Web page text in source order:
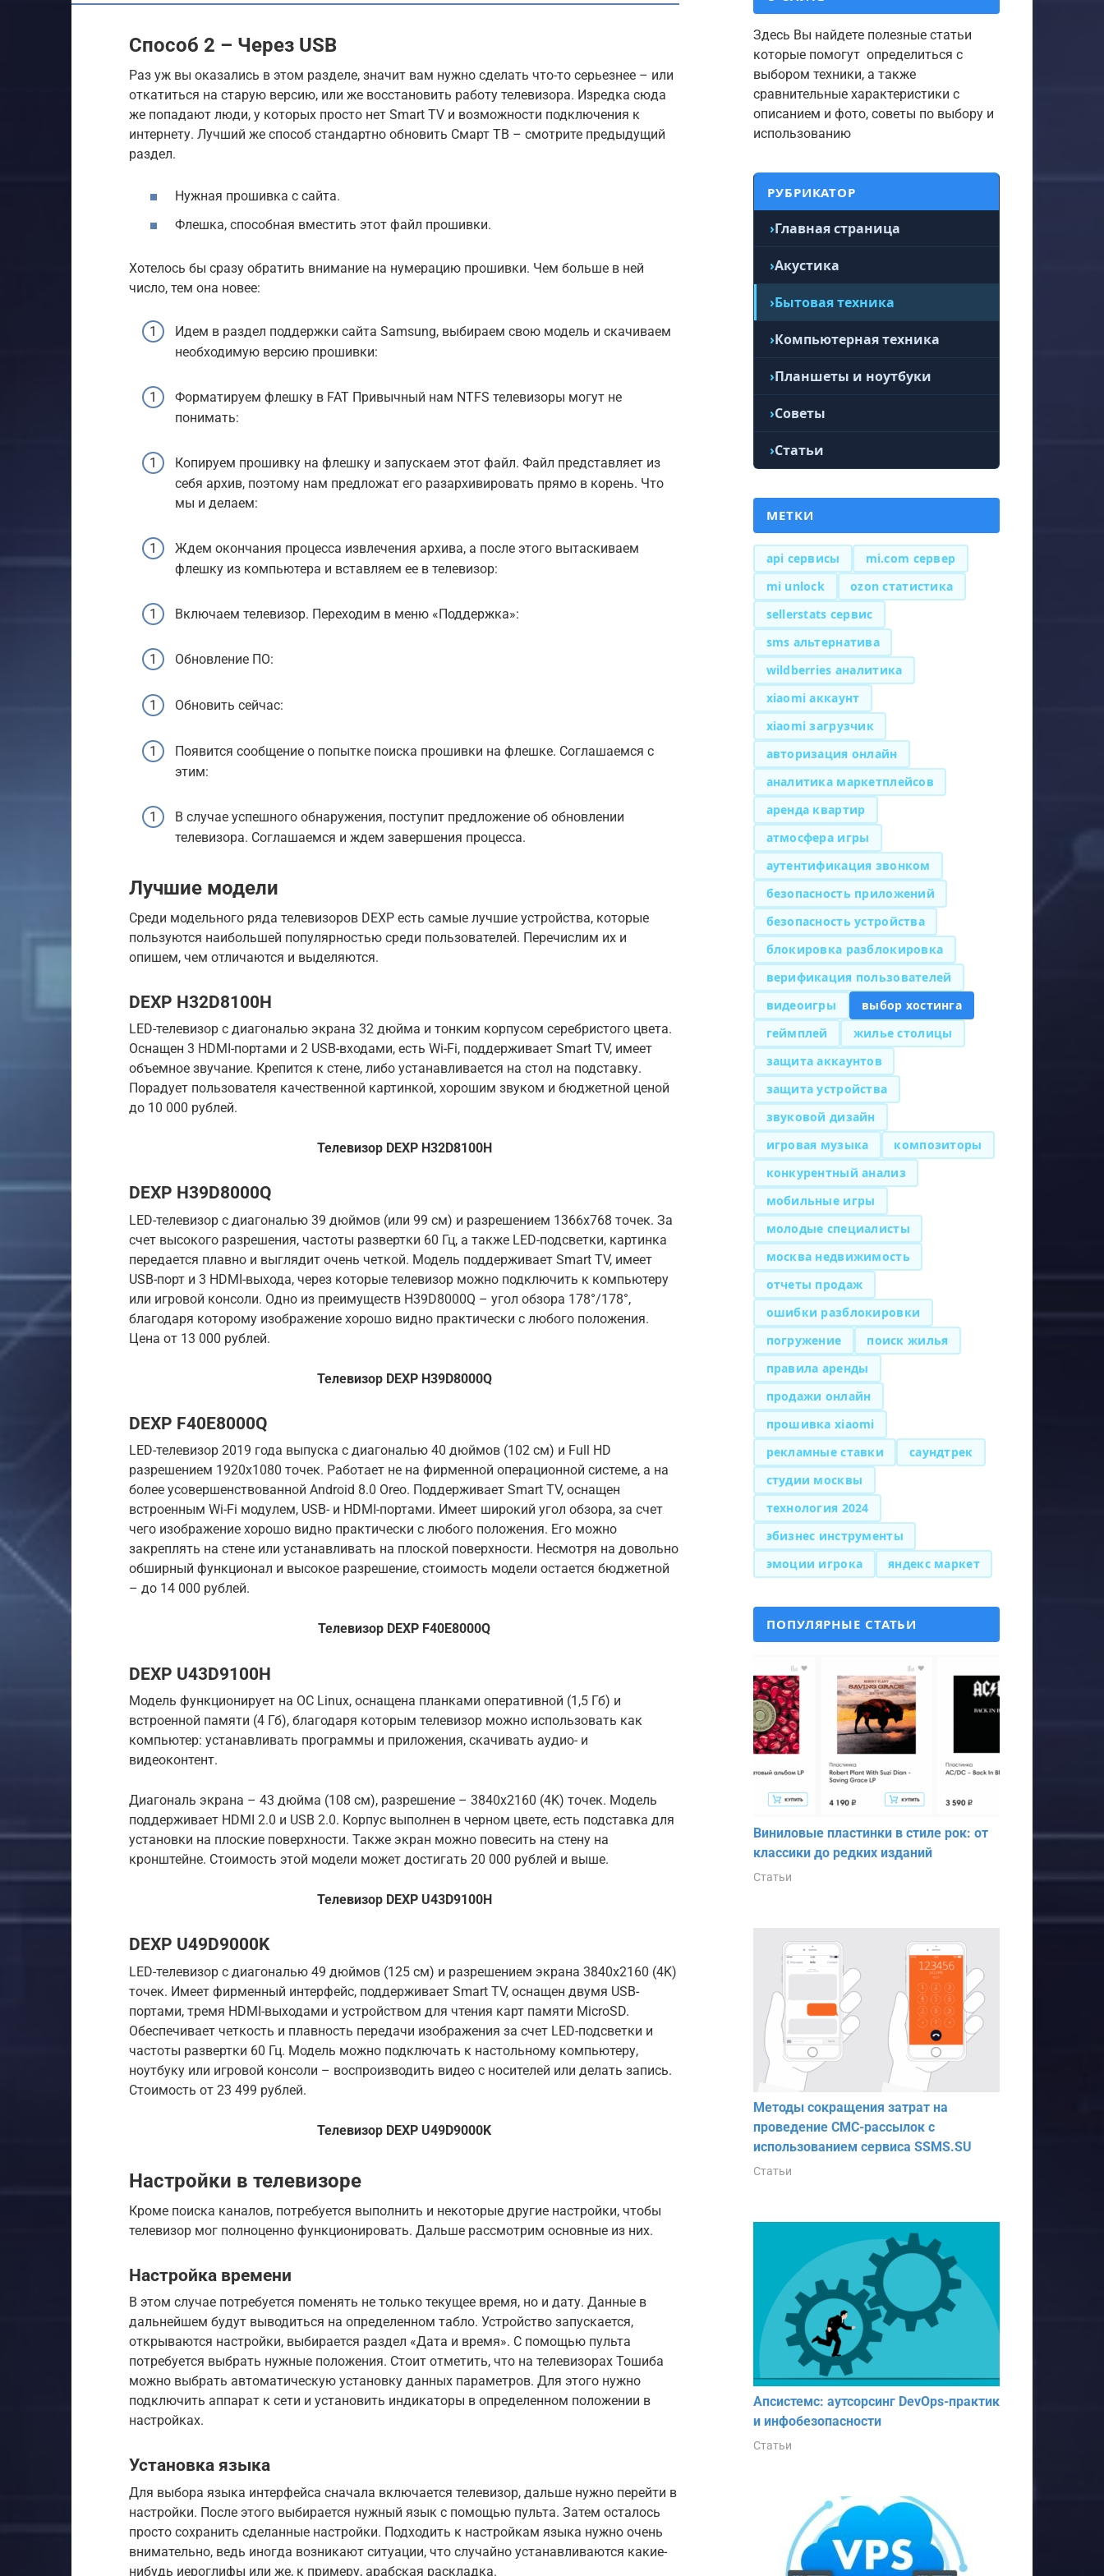
Способ 2 – Через USB
Раз уж вы оказались в этом разделе, значит вам нужно сделать что-то серьезнее – или
откатиться на старую версию, или же восстановить работу телевизора. Изредка сюда
же попадают люди, у которых просто нет Smart TV и возможности подключения к
интернету. Лучший же способ стандартно обновить Смарт ТВ – смотрите предыдущий
раздел.
Нужная прошивка с сайта.
Флешка, способная вместить этот файл прошивки.
Хотелось бы сразу обратить внимание на нумерацию прошивки. Чем больше в ней
число, тем она новее:
Идем в раздел поддержки сайта Samsung, выбираем свою модель и скачиваем
необходимую версию прошивки:
Форматируем флешку в FAT Привычный нам NTFS телевизоры могут не
понимать:
Копируем прошивку на флешку и запускаем этот файл. Файл представляет из
себя архив, поэтому нам предложат его разархивировать прямо в корень. Что
мы и делаем:
Ждем окончания процесса извлечения архива, а после этого вытаскиваем
флешку из компьютера и вставляем ее в телевизор:
Включаем телевизор. Переходим в меню «Поддержка»:
Обновление ПО:
Обновить сейчас:
Появится сообщение о попытке поиска прошивки на флешке. Соглашаемся с
этим:
В случае успешного обнаружения, поступит предложение об обновлении
телевизора. Соглашаемся и ждем завершения процесса.
Лучшие модели
Среди модельного ряда телевизоров DEXP есть самые лучшие устройства, которые
пользуются наибольшей популярностью среди пользователей. Перечислим их и
опишем, чем отличаются и выделяются.
DEXP H32D8100H
LED-телевизор с диагональю экрана 32 дюйма и тонким корпусом серебристого цвета.
Оснащен 3 HDMI-портами и 2 USB-входами, есть Wi-Fi, поддерживает Smart TV, имеет
объемное звучание. Крепится к стене, либо устанавливается на стол на подставку.
Порадует пользователя качественной картинкой, хорошим звуком и бюджетной ценой
до 10 000 рублей.
Телевизор DEXP H32D8100H
DEXP H39D8000Q
LED-телевизор с диагональю 39 дюймов (или 99 см) и разрешением 1366х768 точек. За
счет высокого разрешения, частоты развертки 60 Гц, а также LED-подсветки, картинка
передается плавно и выглядит очень четкой. Модель поддерживает Smart TV, имеет
USB-порт и 3 HDMI-выхода, через которые телевизор можно подключить к компьютеру
или игровой консоли. Одно из преимуществ H39D8000Q – угол обзора 178°/178°,
благодаря которому изображение хорошо видно практически с любого положения.
Цена от 13 000 рублей.
Телевизор DEXP H39D8000Q
DEXP F40E8000Q
LED-телевизор 2019 года выпуска с диагональю 40 дюймов (102 см) и Full HD
разрешением 1920х1080 точек. Работает не на фирменной операционной системе, а на
более усовершенствованной Android 8.0 Oreo. Поддерживает Smart TV, оснащен
встроенным Wi-Fi модулем, USB- и HDMI-портами. Имеет широкий угол обзора, за счет
чего изображение хорошо видно практически с любого положения. Его можно
закреплять на стене или устанавливать на плоской поверхности. Несмотря на довольно
обширный функционал и высокое разрешение, стоимость модели остается бюджетной
– до 14 000 рублей.
Телевизор DEXP F40E8000Q
DEXP U43D9100H
Модель функционирует на ОС Linux, оснащена планками оперативной (1,5 Гб) и
встроенной памяти (4 Гб), благодаря которым телевизор можно использовать как
компьютер: устанавливать программы и приложения, скачивать аудио- и
видеоконтент.
Диагональ экрана – 43 дюйма (108 см), разрешение – 3840х2160 (4K) точек. Модель
поддерживает HDMI 2.0 и USB 2.0. Корпус выполнен в черном цвете, есть подставка для
установки на плоские поверхности. Также экран можно повесить на стену на
кронштейне. Стоимость этой модели может достигать 20 000 рублей и выше.
Телевизор DEXP U43D9100H
DEXP U49D9000K
LED-телевизор с диагональю 49 дюймов (125 см) и разрешением экрана 3840х2160 (4K)
точек. Имеет фирменный интерфейс, поддерживает Smart TV, оснащен двумя USB-
портами, тремя HDMI-выходами и устройством для чтения карт памяти MicroSD.
Обеспечивает четкость и плавность передачи изображения за счет LED-подсветки и
частоты развертки 60 Гц. Модель можно подключать к настольному компьютеру,
ноутбуку или игровой консоли – воспроизводить видео с носителей или делать запись.
Стоимость от 23 499 рублей.
Телевизор DEXP U49D9000K
Настройки в телевизоре
Кроме поиска каналов, потребуется выполнить и некоторые другие настройки, чтобы
телевизор мог полноценно функционировать. Дальше рассмотрим основные из них.
Настройка времени
В этом случае потребуется поменять не только текущее время, но и дату. Данные в
дальнейшем будут выводиться на определенном табло. Устройство запускается,
открываются настройки, выбирается раздел «Дата и время». С помощью пульта
потребуется выбрать нужные положения. Стоит отметить, что на телевизорах Тошиба
можно выбрать автоматическую установку данных параметров. Для этого нужно
подключить аппарат к сети и установить индикаторы в определенном положении в
настройках.
Установка языка
Для выбора языка интерфейса сначала включается телевизор, дальше нужно перейти в
настройки. После этого выбирается нужный язык с помощью пульта. Затем осталось
просто сохранить сделанные настройки. Подходить к настройкам языка нужно очень
внимательно, ведь иногда возникают ситуации, что случайно устанавливаются какие-
нибудь иероглифы или же, к примеру, арабская раскладка.
Здесь Вы найдете полезные статьи
которые помогут определиться с
выбором техники, а также
сравнительные характеристики с
описанием и фото, советы по выбору и
использованию
РУБРИКАТОР
Главная страница
Акустика
Бытовая техника
Компьютерная техника
Планшеты и ноутбуки
Советы
Статьи
МЕТКИ
api сервисы
mi.com сервер
mi unlock
ozon статистика
sellerstats сервис
sms альтернатива
wildberries аналитика
xiaomi аккаунт
xiaomi загрузчик
авторизация онлайн
аналитика маркетплейсов
аренда квартир
атмосфера игры
аутентификация звонком
безопасность приложений
безопасность устройства
блокировка разблокировка
верификация пользователей
видеоигры
выбор хостинга
геймплей
жилье столицы
защита аккаунтов
защита устройства
звуковой дизайн
игровая музыка
композиторы
конкурентный анализ
мобильные игры
молодые специалисты
москва недвижимость
отчеты продаж
ошибки разблокировки
погружение
поиск жилья
правила аренды
продажи онлайн
прошивка xiaomi
рекламные ставки
саундтрек
студии москвы
технология 2024
эбизнес инструменты
эмоции игрока
яндекс маркет
ПОПУЛЯРНЫЕ СТАТЬИ
Виниловые пластинки в стиле рок: от
классики до редких изданий
Статьи
Методы сокращения затрат на
проведение СМС-рассылок с
использованием сервиса SSMS.SU
Статьи
Апсистемс: аутсорсинг DevOps-практик
и инфобезопасности
Статьи